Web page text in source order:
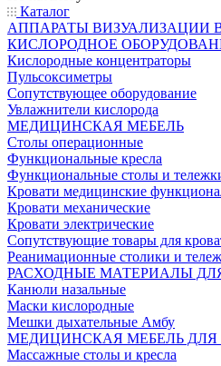
Каталог
АППАРАТЫ ВИЗУАЛИЗАЦИИ
КИСЛОРОДНОЕ
Кислородные концентраторы
Пульсоксиметры
Сопутствующее оборудование
Увлажнители кислорода
МЕДИЦИНСКАЯ МЕБЕЛЬ
Столы операционные
Функциональные кресла
Функциональные столы и
Кровати медицинские
Кровати механические
Кровати электрические
Сопутствующие товары для
Реанимационные столики и
РАСХОДНЫЕ МАТЕРИАЛЫ
Канюли назальные
Маски кислородные
Мешки дыхательные Амбу
МЕДИЦИНСКАЯ МЕБЕЛЬ
Массажные столы и кресла